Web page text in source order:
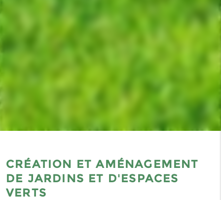
CRÉATION ET AMÉNAGEMENT
DE JARDINS ET D'ESPACES
VERTS